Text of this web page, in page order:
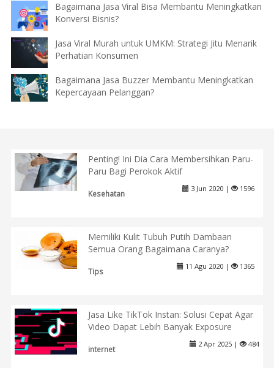
Bagaimana Jasa Viral Bisa Membantu Meningkatkan
Konversi Bisnis?
Jasa Viral Murah untuk UMKM: Strategi Jitu Menarik
Perhatian Konsumen
Bagaimana Jasa Buzzer Membantu Meningkatkan
Kepercayaan Pelanggan?
Penting! Ini Dia Cara Membersihkan Paru-
Paru Bagi Perokok Aktif
Kesehatan
3 Jun 2020 | 1596
Memiliki Kulit Tubuh Putih Dambaan
Semua Orang Bagaimana Caranya?
Tips
11 Agu 2020 | 1365
Jasa Like TikTok Instan: Solusi Cepat Agar
Video Dapat Lebih Banyak Exposure
internet
2 Apr 2025 | 484